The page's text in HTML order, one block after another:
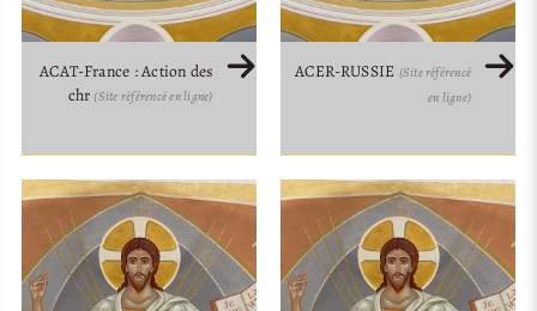
ACAT-France : Action des
chr (Site référencé en ligne)
ACER-RUSSIE (Site référencé
en ligne)